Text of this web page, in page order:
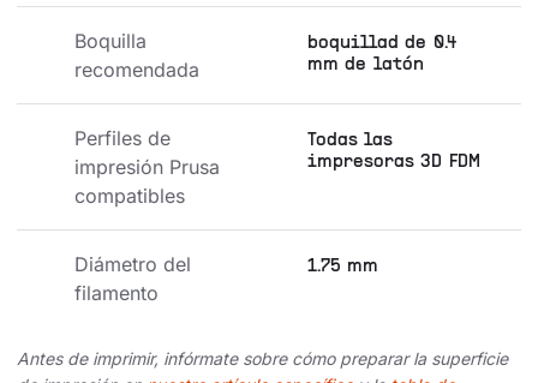
Boquilla
recomendada
boquillad de 0.4
mm de latón
Perfiles de
impresión Prusa
compatibles
Todas las
impresoras 3D FDM
Diámetro del
filamento
1.75 mm
Antes de imprimir, infórmate sobre cómo preparar la superficie